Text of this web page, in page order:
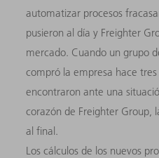
automatizar procesos
pusieron al día y Freighter
mercado. Cuando un grupo
compró la empresa hace
encontraron ante una
corazón de Freighter Group,
al final.
Los cálculos de los nuevos